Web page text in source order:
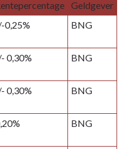
Geldgever
0,25% BNG
0,30% BNG
0,30% BNG
BNG